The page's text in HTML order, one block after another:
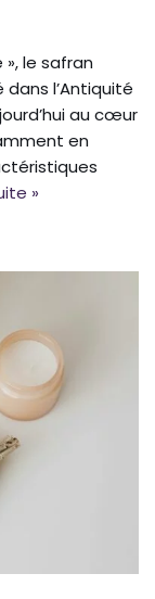
le safran
dans l’Antiquité
au cœur
en
»